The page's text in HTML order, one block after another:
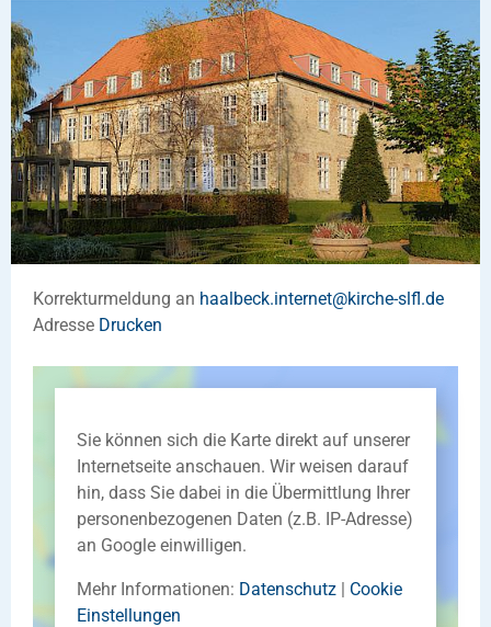
Korrekturmeldung an haalbeck.internet@kirche-slfl.de
Adresse Drucken
Sie können sich die Karte direkt auf unserer
Internetseite anschauen. Wir weisen darauf
hin, dass Sie dabei in die Übermittlung Ihrer
personenbezogenen Daten (z.B. IP-Adresse)
an Google einwilligen.
Mehr Informationen: Datenschutz | Cookie
Einstellungen